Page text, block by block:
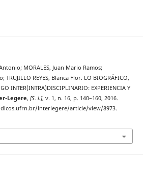
Antonio; MORALES, Juan Mario Ramos;
TRUJILLO REYES, Blanca Flor. LO BIOGRÁFICO,
INTER(INTRA)DISCIPLINARIO: EXPERIENCIA Y
Legere, [S. l.], v. 1, n. 16, p. 140–160, 2016.
interlegere/article/view/8973.